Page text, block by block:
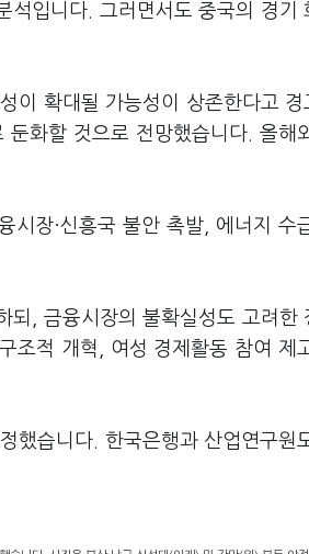
석입니다. 그러면서도 중국의 경기
이 확대될 가능성이 상존한다고 경
둔화할 것으로 전망했습니다. 올해
장·신흥국 불안 촉발, 에너지 수
되, 금융시장의 불확실성도 고려한
조적 개혁, 여성 경제활동 참여 제
했습니다. 한국은행과 산업연구원